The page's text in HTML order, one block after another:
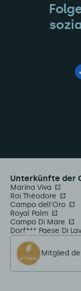
Unterkünfte der
Marina Viva
Roi Théodore
Campo dell'Oro
Royal Palm
Campo Di Mare
Dorf*** Paese Di
Mitglied